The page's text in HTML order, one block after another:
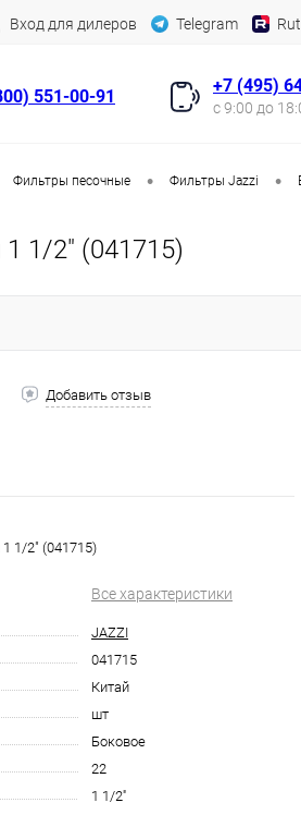
Вход для дилеров Telegram
551-00-91
+7 (495)
с 9:00 до
Фильтры песочные • Фильтры Jazzi •
1/2" (041715)
Добавить отзыв
1/2" (041715)
Все характеристики
JAZZI
041715
Китай
шт
Боковое
22
1 1/2''